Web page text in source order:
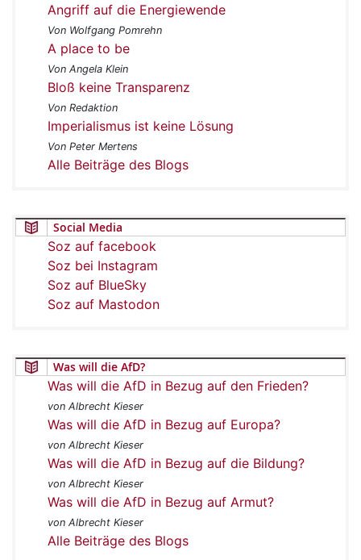
Angriff auf die Energiewende
Von Wolfgang Pomrehn
A place to be
Von Angela Klein
Bloß keine Transparenz
Von Redaktion
Imperialismus ist keine Lösung
Von Peter Mertens
Alle Beiträge des Blogs
Social Media
Soz auf facebook
Soz bei Instagram
Soz auf BlueSky
Soz auf Mastodon
Was will die AfD?
Was will die AfD in Bezug auf den Frieden?
von Albrecht Kieser
Was will die AfD in Bezug auf Europa?
von Albrecht Kieser
Was will die AfD in Bezug auf die Bildung?
von Albrecht Kieser
Was will die AfD in Bezug auf Armut?
von Albrecht Kieser
Alle Beiträge des Blogs